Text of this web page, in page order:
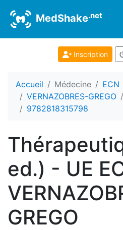
MedShake.net
Inscription
Accueil Médecine ECN
VERNAZOBRES-GREGO
9782818315798
ed.) - UE
GREGO